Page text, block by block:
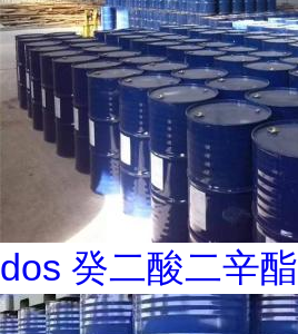
dos 癸二酸二辛酯